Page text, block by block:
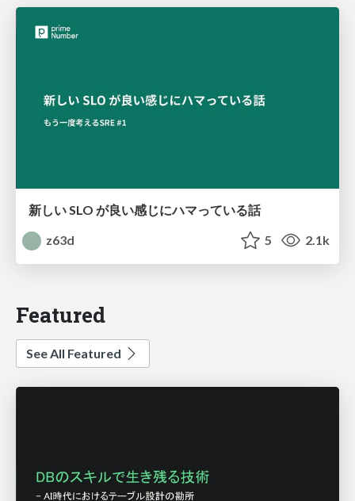
新しい SLO が良い感じにハマっている話
z63d
5 2.1k
Featured
See All Featured